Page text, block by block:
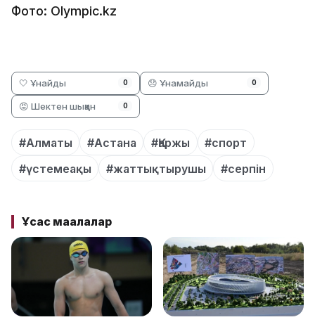
Фото: Оlympic.kz
🤍 Ұнайды 0 😞 Ұнамайды 0
😡 Шектен шыққан 0
#Алматы #Астана #Қаржы
#спорт
#үстемеақы
#жаттықтырушы #серпін
Ұқсас мақалалар